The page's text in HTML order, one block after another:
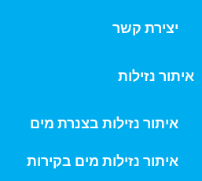
יצירת קשר
איתור נזילות
איתור נזילות בצנרת מים
איתור נזילות מים בקירות